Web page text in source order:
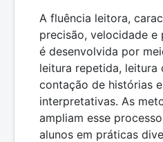
A fluência leitora,
precisão, velocidade e
é desenvolvida por
leitura repetida, leitura
contação de histórias
interpretativas. As
ampliam esse
alunos em práticas